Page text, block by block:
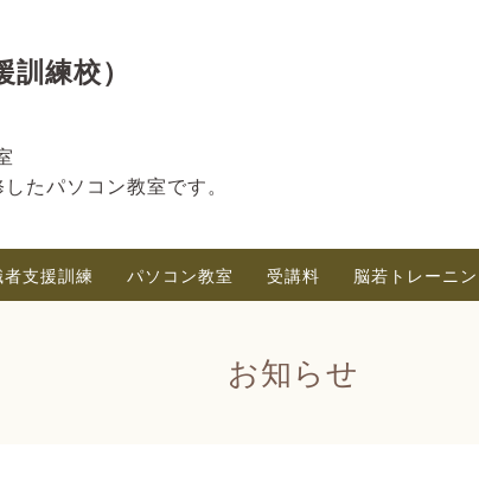
練校）
たパソコン教室です。
者支援訓練 パソコン教室 受講料 脳若トレーニ
お知らせ